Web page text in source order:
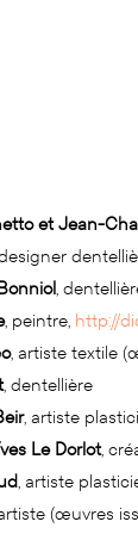
et Jean-
,
, peintre, http://
, artiste textile
, dentellière
, artiste
Le Dorlot,
, artiste
(œuvres